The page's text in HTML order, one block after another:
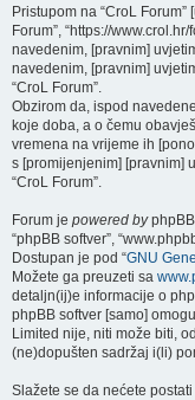
Pristupom na “CroL Forum”
Forum”, “https://
navedenim, [pravnim]
navedenim, [pravnim]
“CroL Forum”.
Obzirom da, ispod
koje doba, a o čemu
vremena na vrijeme ih
s [promijenjenim] [pravnim]
“CroL Forum”.
Forum je powered byphpBB
“phpBB softver”,
Dostupan je pod “GNU
Možete ga preuzeti sa
detaljn(ij)e informacije o
phpBB softver [samo]
Limited nije, niti može biti,
(ne)dopušten sadržaj i(li)
Slažete se da nećete